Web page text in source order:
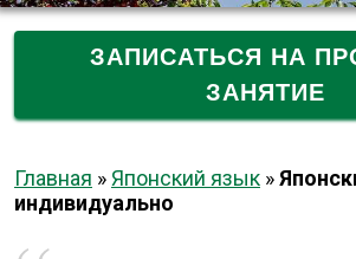
ЗАПИСАТЬСЯ НА
ЗАНЯТИЕ
Главная » Японский язык »
индивидуально